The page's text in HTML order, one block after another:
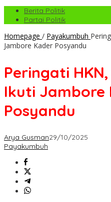
Berita Politik
Partai Politik
Homepage / Payakumbuh
Jambore Kader Posyandu
Peringati
Ikuti Jambore
Posyandu
Arya Gusman29/10/2025
Payakumbuh